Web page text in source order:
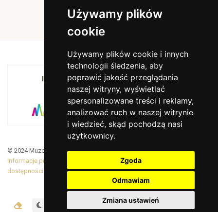
Używamy plików
cookie
Używamy plików cookie i innych
technologii śledzenia, aby
poprawić jakość przeglądania
naszej witryny, wyświetlać
spersonalizowane treści i reklamy,
analizować ruch w naszej witrynie
i wiedzieć, skąd pochodzą nasi
użytkownicy.
Zgoda
Odmawiam
Zmiana ustawień
INSTYTUCJA KULTURY MIASTA KRAKOWA I
WOJEWÓDZTWA MAŁOPOLSKIEGO
© 2024 Muzeum Armii Krajowej. Translated by Google Translate
Informacje prawne
Zamówienia publiczne|
dostępności